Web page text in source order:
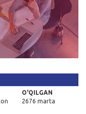
O'QILGAN
2676 marta